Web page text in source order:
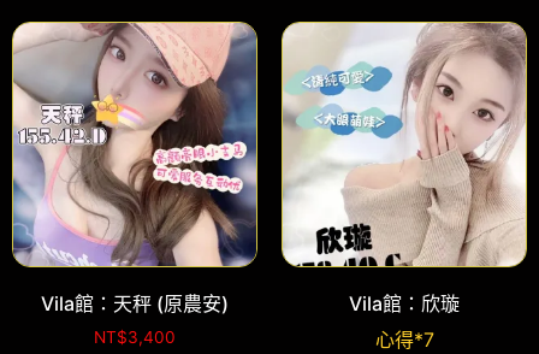
Vila館：天秤 (原農安)
NT$3,400
Vila館：欣璇
心得*7